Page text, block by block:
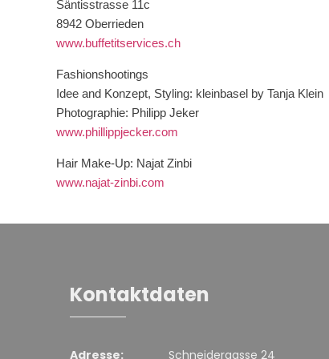
Säntisstrasse 11c
8942 Oberrieden
www.buffetitservices.ch
Fashionshootings
Idee and Konzept, Styling: kleinbasel by Tanja Klein
Photographie: Philipp Jeker
www.phillippjecker.com
Hair Make-Up: Najat Zinbi
www.najat-zinbi.com
Kontaktdaten
Adresse: Schneidergasse 24